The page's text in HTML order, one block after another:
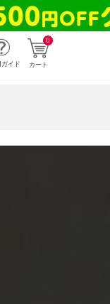
0
カート
ガイド